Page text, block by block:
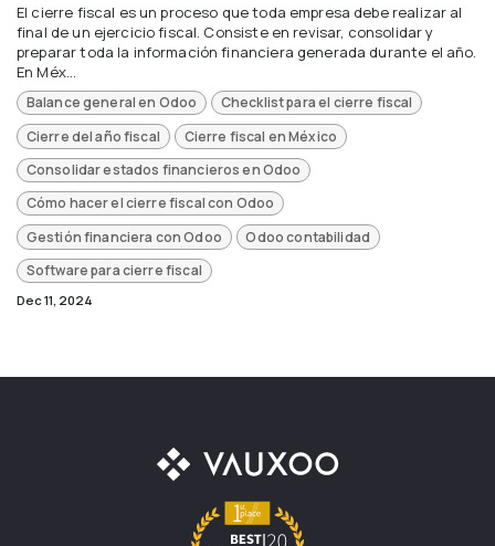
El cierre fiscal es un proceso que toda empresa debe realizar al
final de un ejercicio fiscal. Consiste en revisar, consolidar y
preparar toda la información financiera generada durante el año.
En Méx...
Balance general en Odoo
Checklist para el cierre fiscal
Cierre del año fiscal
Cierre fiscal en México
Consolidar estados financieros en Odoo
Cómo hacer el cierre fiscal con Odoo
Gestión financiera con Odoo
Odoo contabilidad
Software para cierre fiscal
Dec 11, 2024